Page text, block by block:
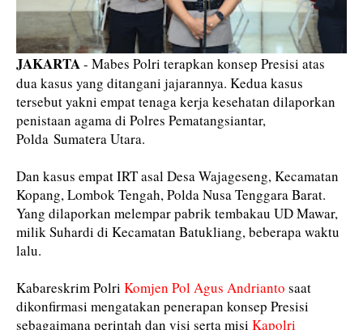
JAKARTA- Mabes Polri terapkan konsep Presisi atas
dua kasus yang ditangani jajarannya. Kedua kasus
tersebut yakni empat tenaga kerja kesehatan dilaporkan
penistaan agama di Polres Pematangsiantar,
Polda Sumatera Utara.
Dan kasus empat IRT asal Desa Wajageseng, Kecamatan
Kopang, Lombok Tengah, Polda Nusa Tenggara Barat.
Yang dilaporkan melempar pabrik tembakau UD Mawar,
milik Suhardi di Kecamatan Batukliang, beberapa waktu
lalu.
Kabareskrim Polri Komjen Pol Agus Andrianto saat
dikonfirmasi mengatakan penerapan konsep Presisi
sebagaimana perintah dan visi serta misi Kapolri